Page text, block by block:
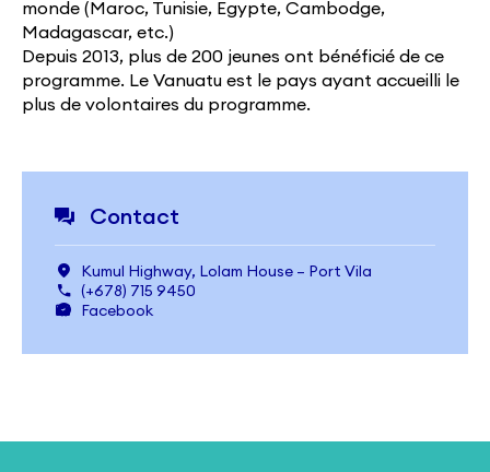
monde (Maroc, Tunisie, Egypte, Cambodge,
Madagascar, etc.)
Depuis 2013, plus de 200 jeunes ont bénéficié de ce
programme. Le Vanuatu est le pays ayant accueilli le
plus de volontaires du programme.
Contact
Kumul Highway, Lolam House – Port Vila
(+678) 715 9450
Facebook